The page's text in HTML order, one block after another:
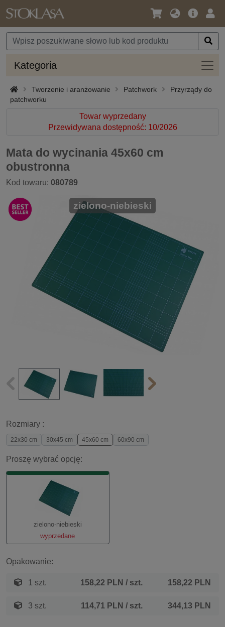
Język
Waluta
Oferta
Kategoria
Tworzenie i aranżowanie Patchwork
Przyrządy do
patchworku
Towar wyprzedany
Przewidywana dostępność: 10/2026
Mata do wycinania 45x60 cm
obustronna
Kod towaru: 080789
zielono-niebieski
Rozmiary :
22x30 cm 30x45 cm 45x60 cm 60x90 cm
Proszę wybrać opcję:
zielono-niebieski
wyprzedane
Opakowanie:
1 szt. 158,22 PLN / szt. 158,22 PLN
3 szt. 114,71 PLN / szt. 344,13 PLN